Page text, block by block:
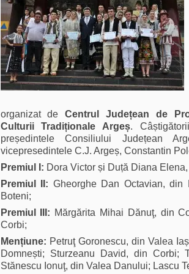
organizat deCentrul Județean de
Culturii Tradiționale Argeș.
președintele Consiliului Județean
vicepresedintele C.J. Argeș, Constantin
Premiul I: Dora Victor și Duță Diana
Premiul II: Gheorghe Dan Octavian,
Boteni;
Premiul III: Mărgărita Mihai Dănuţ, din
Corbi;
Mențiune: Petruţ Goronescu, din Valea
Domnești; Sturzeanu David, din Corbi;
Stănescu Ionuţ, din Valea Danului; Lascu